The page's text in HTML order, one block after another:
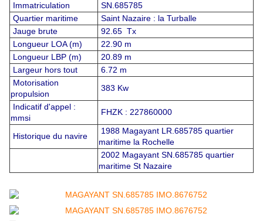
Immatriculation
SN.685785
Quartier maritime
Saint Nazaire : la Turballe
Jauge brute
92.65 Tx
Longueur LOA (m)
22.90 m
Longueur LBP (m)
20.89 m
Largeur hors tout
6.72 m
Motorisation
propulsion
383 Kw
Indicatif d'appel :
mmsi
FHZK : 227860000
Historique du navire
1988 Magayant LR.685785 quartier
maritime la Rochelle
2002 Magayant SN.685785 quartier
maritime St Nazaire